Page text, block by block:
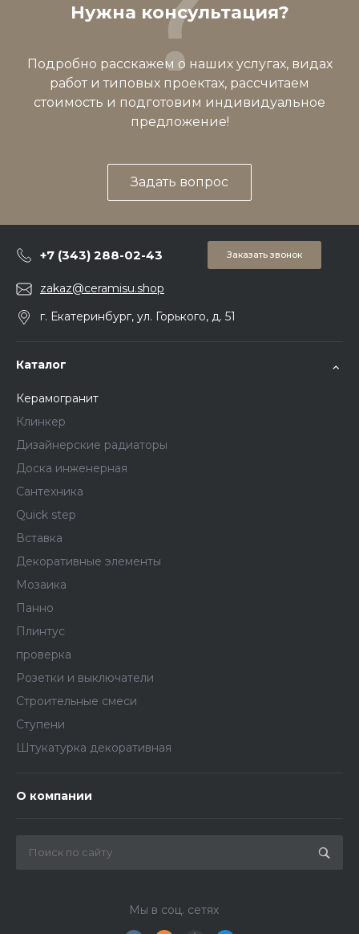
Нужна консультация?
Подробно расскажем о наших услугах, видах
работ и типовых проектах, рассчитаем
стоимость и подготовим индивидуальное
предложение!
Задать вопрос
+7 (343) 288-02-43 Заказать звонок
zakaz@ceramisu.shop
г. Екатеринбург, ул. Горького, д. 51
Каталог
Керамогранит
Клинкер
Дизайнерские радиаторы
Доска инженерная
Сантехника
Quick step
Вставка
Декоративные элементы
Мозаика
Панно
Плинтус
проверка
Розетки и выключатели
Строительные смеси
Ступени
Штукатурка декоративная
О компании
Мы в соц. сетях